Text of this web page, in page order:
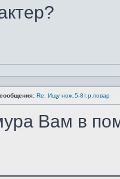
Re: Ищу нож.5-8т.р.повар
Вам в